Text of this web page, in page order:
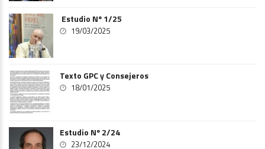
Estudio Nº 1/25
19/03/2025
Texto GPC y Consejeros
18/01/2025
Estudio Nº 2/24
23/12/2024